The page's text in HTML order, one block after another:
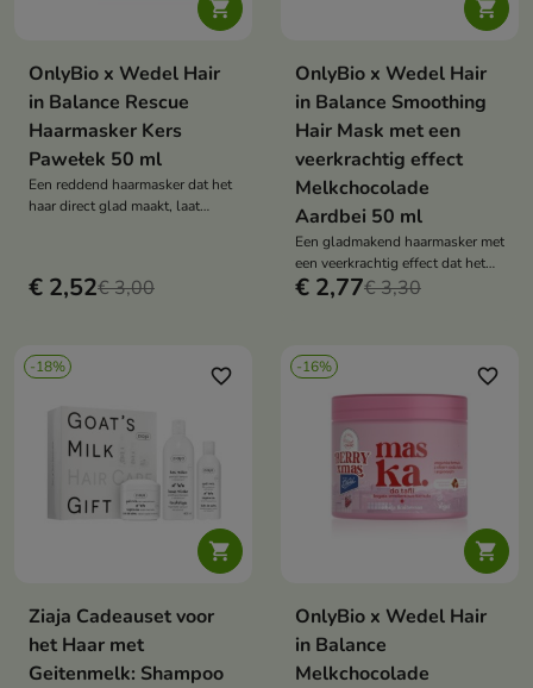

OnlyBio x Wedel Hair
in Balance Rescue
Haarmasker Kers
Pawełek 50 ml
Een reddend haarmasker dat het
haar direct glad maakt, laat
Pawełek-kersen.
€ 2,52€ 3,00

OnlyBio x Wedel Hair
in Balance Smoothing
Hair Mask met een
veerkrachtig effect
Melkchocolade
Aardbei 50 ml
Een gladmakend haarmasker met
een veerkrachtig effect dat het
haar elasticiteit en glans geeft en
€ 2,77€ 3,30
-18%

favorite_border
Ziaja Cadeauset voor
het Haar met
Geitenmelk: Shampoo
-16%

favorite_border
OnlyBio x Wedel Hair
in Balance
Melkchocolade